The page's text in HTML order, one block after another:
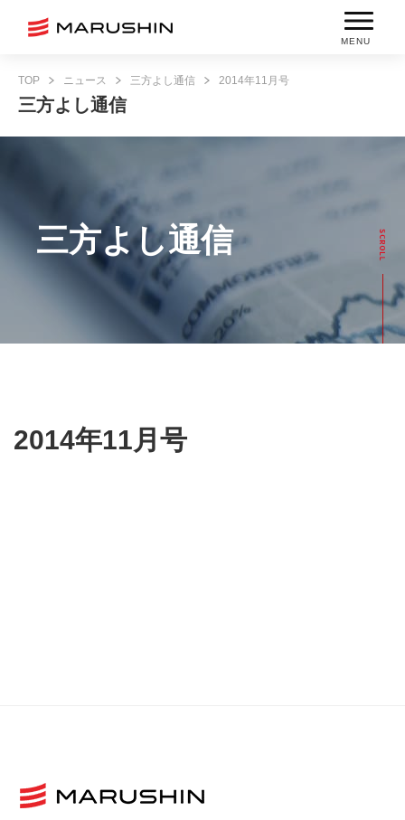
MENU
TOP ニュース 三方よし通信 2014年11月号
三方よし通信
三方よし通信
2014年11月号